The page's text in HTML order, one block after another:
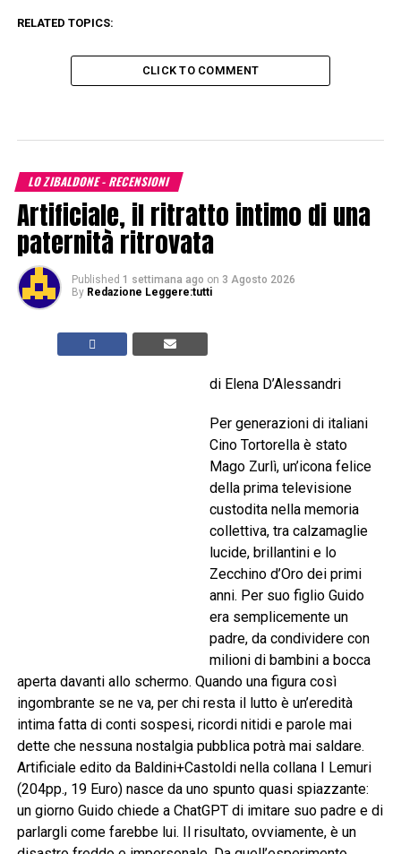
RELATED TOPICS:
CLICK TO COMMENT
LO ZIBALDONE - RECENSIONI
Artificiale, il ritratto intimo di una
paternità ritrovata
Published 1 settimana ago on 3 Agosto 2026
By Redazione Leggere:tutti
di Elena D’Alessandri
Per generazioni di italiani
Cino Tortorella è stato
Mago Zurlì, un’icona felice
della prima televisione
custodita nella memoria
collettiva, tra calzamaglie
lucide, brillantini e lo
Zecchino d’Oro dei primi
anni. Per suo figlio Guido
era semplicemente un
padre, da condividere con
milioni di bambini a bocca
aperta davanti allo schermo. Quando una figura così
ingombrante se ne va, per chi resta il lutto è un’eredità
intima fatta di conti sospesi, ricordi nitidi e parole mai
dette che nessuna nostalgia pubblica potrà mai saldare.
Artificiale edito da Baldini+Castoldi nella collana I Lemuri
(204pp., 19 Euro) nasce da uno spunto quasi spiazzante:
un giorno Guido chiede a ChatGPT di imitare suo padre e di
parlargli come farebbe lui. Il risultato, ovviamente, è un